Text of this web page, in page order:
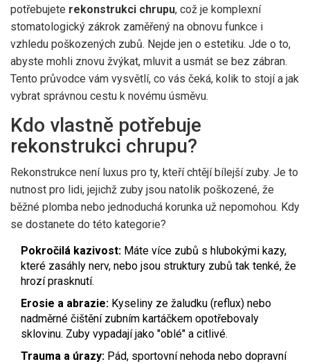
potřebujete rekonstrukci chrupu, což je komplexní
stomatologický zákrok zaměřený na obnovu funkce i
vzhledu poškozených zubů. Nejde jen o estetiku. Jde o to,
abyste mohli znovu žvýkat, mluvit a usmát se bez zábran.
Tento průvodce vám vysvětlí, co vás čeká, kolik to stojí a jak
vybrat správnou cestu k novému úsměvu.
Kdo vlastně potřebuje
rekonstrukci chrupu?
Rekonstrukce není luxus pro ty, kteří chtějí bílejší zuby. Je to
nutnost pro lidi, jejichž zuby jsou natolik poškozené, že
běžné plomba nebo jednoduchá korunka už nepomohou. Kdy
se dostanete do této kategorie?
Pokročilá kazivost: Máte více zubů s hlubokými kazy,
které zasáhly nerv, nebo jsou struktury zubů tak tenké, že
hrozí prasknutí.
Erosie a abrazie: Kyseliny ze žaludku (reflux) nebo
nadměrné čištění zubním kartáčkem opotřebovaly
sklovinu. Zuby vypadají jako "oblé" a citlivé.
Trauma a úrazy: Pád, sportovní nehoda nebo dopravní